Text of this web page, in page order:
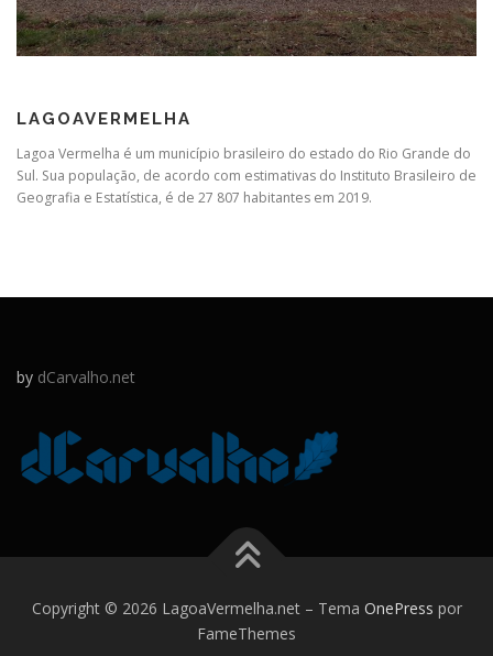
LAGOAVERMELHA
Lagoa Vermelha é um município brasileiro do estado do Rio Grande do
Sul. Sua população, de acordo com estimativas do Instituto Brasileiro de
Geografia e Estatística, é de 27 807 habitantes em 2019.
by dCarvalho.net
Copyright © 2026 LagoaVermelha.net – Tema OnePress por
FameThemes